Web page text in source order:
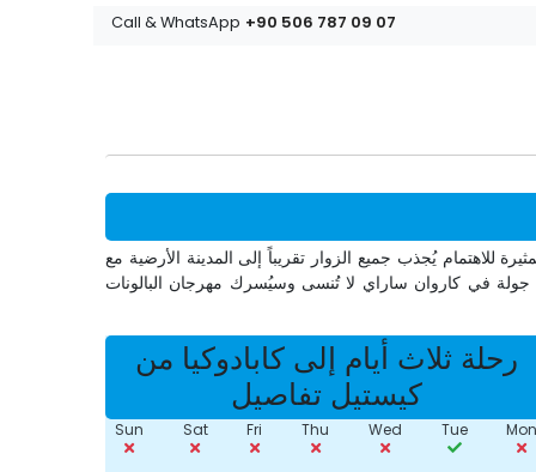
Call & WhatsApp +90 506 787 09 07
للاهتمام يُجذب جميع الزوار تقريباً إلى المدينة الأرضية مع
جولة في كاروان ساراي لا تُنسى وسيُسرك مهرجان البالونات
رحلة ثلاث أيام إلى كابادوكيا من
كيستيل تفاصيل
Tue
Wed
Thu
Fri
Sat
Sun